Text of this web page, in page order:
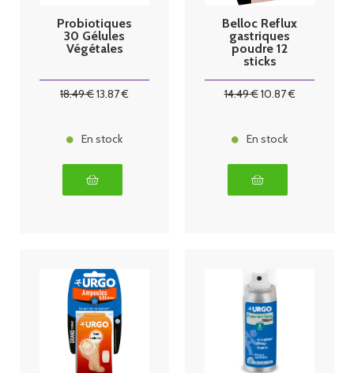
Probiotiques
30 Gélules
Végétales
18.49€13.87€
En stock
Belloc Reflux
gastriques
poudre 12
sticks
14.49€10.87€
En stock